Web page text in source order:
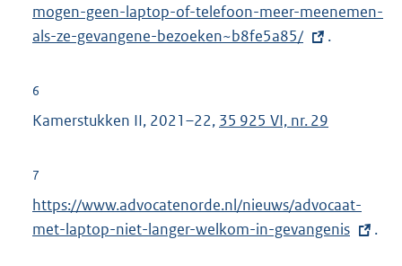
t
e
l
k
:
mogen-geen-laptop-of-telefoon-meer-meenemen-
als-ze-gevangene-bezoeken~b8fe5a85/
.
6
Kamerstukken II, 2021–22, 35 925 VI, nr. 29
7
E
x
https://www.advocatenorde.nl/nieuws/advocaat-
met-laptop-niet-langer-welkom-in-gevangenis
.